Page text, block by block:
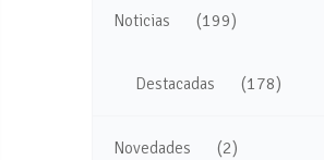
Noticias (199)
Destacadas (178)
Novedades (2)